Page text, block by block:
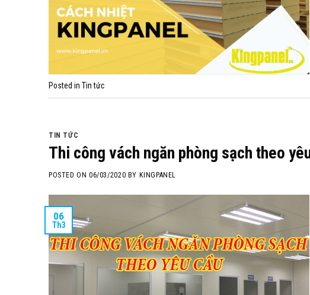
Posted in Tin tức
TIN TỨC
Thi công vách ngăn phòng sạch theo
POSTED ON06/03/2020 BY KINGPANEL
06
Th3